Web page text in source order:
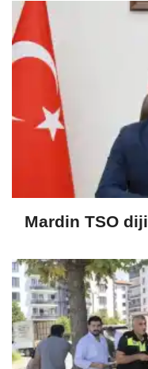
Mardin TSO